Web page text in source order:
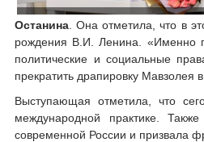
Останина . Она отметила, что в
рождения В.И. Ленина. «Именно
политические и социальные
прекратить драпировку Мавзолея
Выступающая отметила, что
международной практике.
современной России и призвала